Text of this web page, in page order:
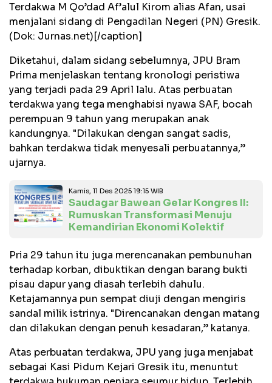
Terdakwa M Qo’dad Af’alul Kirom alias Afan, usai
menjalani sidang di Pengadilan Negeri (PN) Gresik.
(Dok: Jurnas.net)[/caption]
Diketahui, dalam sidang sebelumnya, JPU Bram
Prima menjelaskan tentang kronologi peristiwa
yang terjadi pada 29 April lalu. Atas perbuatan
terdakwa yang tega menghabisi nyawa SAF, bocah
perempuan 9 tahun yang merupakan anak
kandungnya. "Dilakukan dengan sangat sadis,
bahkan terdakwa tidak menyesali perbuatannya,”
ujarnya.
Kamis, 11 Des 2025 19:15 WIB
Saudagar Bawean Gelar Kongres II:
Rumuskan Transformasi Menuju
Kemandirian Ekonomi Kolektif
Pria 29 tahun itu juga merencanakan pembunuhan
terhadap korban, dibuktikan dengan barang bukti
pisau dapur yang diasah terlebih dahulu.
Ketajamannya pun sempat diuji dengan mengiris
sandal milik istrinya. "Direncanakan dengan matang
dan dilakukan dengan penuh kesadaran,” katanya.
Atas perbuatan terdakwa, JPU yang juga menjabat
sebagai Kasi Pidum Kejari Gresik itu, menuntut